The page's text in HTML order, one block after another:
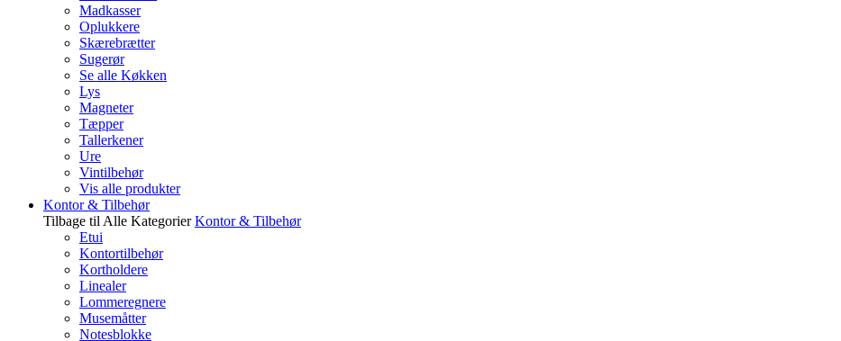
Madkasser
Oplukkere
Skærebrætter
Sugerør
Se alle Køkken
Lys
Magneter
Tæpper
Tallerkener
Ure
Vintilbehør
Vis alle produkter
Kontor & Tilbehør
Tilbage til Alle Kategorier Kontor & Tilbehør
Etui
Kontortilbehør
Kortholdere
Linealer
Lommeregnere
Musemåtter
Notesblokke